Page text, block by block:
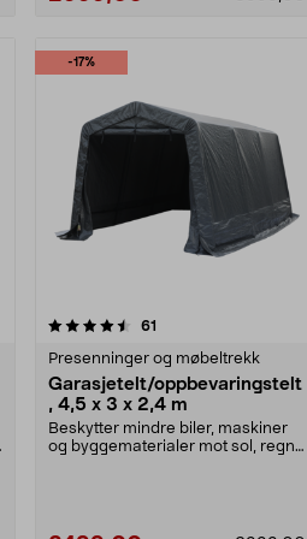
-17%
61
Presenninger og møbeltrekk
Garasjetelt/oppbevaringstelt
, 4,5 x 3 x 2,4 m
Beskytter mindre biler, maskiner
og byggematerialer mot sol, regn